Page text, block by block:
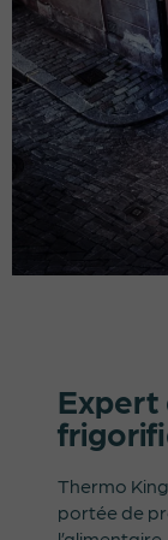
Expert
Thermo
portée de